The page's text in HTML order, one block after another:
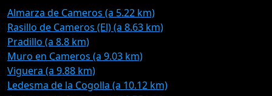
Almarza de Cameros (a 5.22 km)
Rasillo de Cameros (El) (a 8.63 km)
Pradillo (a 8.8 km)
Muro en Cameros (a 9.03 km)
Viguera (a 9.88 km)
Ledesma de la Cogolla (a 10.12 km)